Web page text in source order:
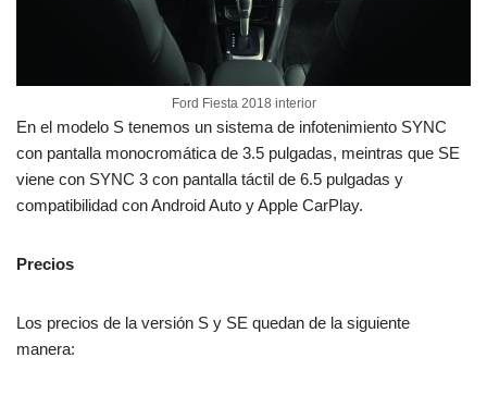
Ford Fiesta 2018 interior
En el modelo S tenemos un sistema de infotenimiento SYNC
con pantalla monocromática de 3.5 pulgadas, meintras que SE
viene con SYNC 3 con pantalla táctil de 6.5 pulgadas y
compatibilidad con Android Auto y Apple CarPlay.
Precios
Los precios de la versión S y SE quedan de la siguiente
manera: